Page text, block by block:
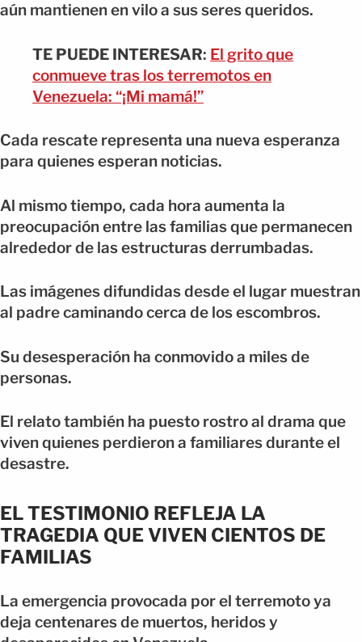
aún mantienen en vilo a sus seres queridos.
TE PUEDE INTERESAR: El grito que
conmueve tras los terremotos en
Venezuela: “¡Mi mamá!”
Cada rescate representa una nueva esperanza
para quienes esperan noticias.
Al mismo tiempo, cada hora aumenta la
preocupación entre las familias que permanecen
alrededor de las estructuras derrumbadas.
Las imágenes difundidas desde el lugar muestran
al padre caminando cerca de los escombros.
Su desesperación ha conmovido a miles de
personas.
El relato también ha puesto rostro al drama que
viven quienes perdieron a familiares durante el
desastre.
EL TESTIMONIO REFLEJA LA
TRAGEDIA QUE VIVEN CIENTOS DE
FAMILIAS
La emergencia provocada por el terremoto ya
deja centenares de muertos, heridos y